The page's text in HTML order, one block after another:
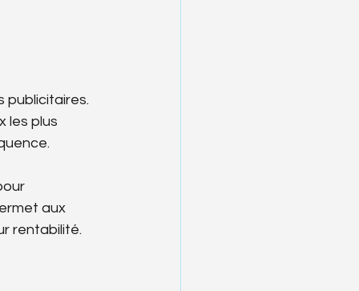
publicitaires.
les plus
aux
rentabilité.